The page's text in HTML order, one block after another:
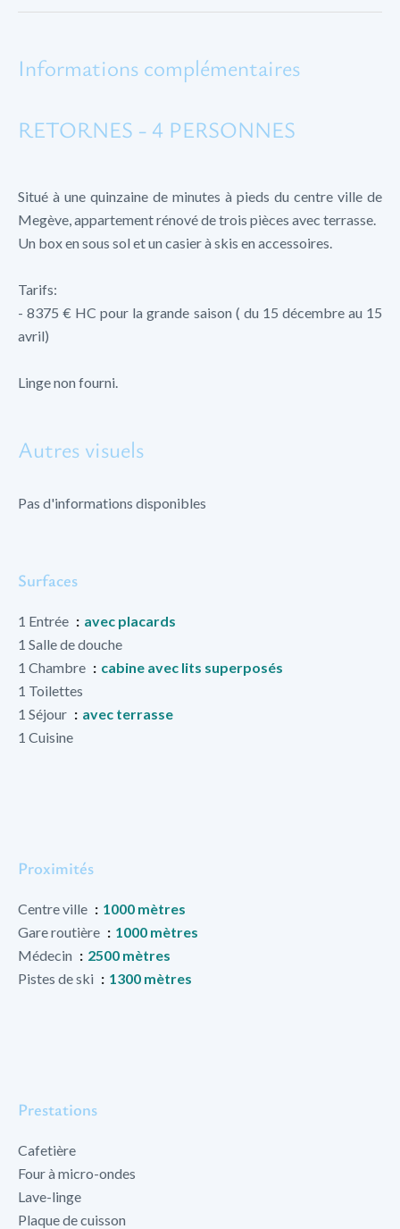
Informations complémentaires
RETORNES - 4 PERSONNES
Situé à une quinzaine de minutes à pieds du centre ville de
Megève, appartement rénové de trois pièces avec terrasse.
Un box en sous sol et un casier à skis en accessoires.
Tarifs:
- 8375 € HC pour la grande saison ( du 15 décembre au 15
avril)
Linge non fourni.
Autres visuels
Pas d'informations disponibles
Surfaces
1 Entrée
avec placards
1 Salle de douche
1 Chambre
cabine avec lits superposés
1 Toilettes
1 Séjour
avec terrasse
1 Cuisine
Proximités
Centre ville
1000 mètres
Gare routière
1000 mètres
Médecin
2500 mètres
Pistes de ski
1300 mètres
Prestations
Cafetière
Four à micro-ondes
Lave-linge
Plaque de cuisson